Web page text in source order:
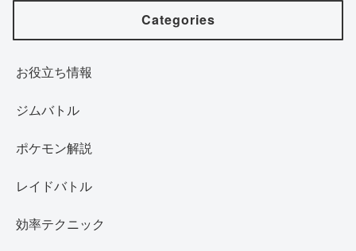
Categories
お役立ち情報
ジムバトル
ポケモン解説
レイドバトル
効率テクニック